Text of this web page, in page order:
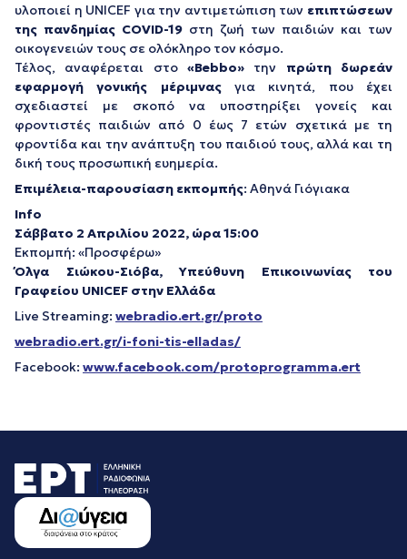
υλοποιεί η UNICEF για την αντιμετώπιση των επιπτώσεων
της πανδημίας COVID-19 στη ζωή των παιδιών και των
οικογενειών τους σε ολόκληρο τον κόσμο.
Τέλος, αναφέρεται στο«Bebbo» την πρώτη δωρεάν
εφαρμογή γονικής μέριμναςγια κινητά, που έχει
σχεδιαστεί με σκοπό να υποστηρίξει γονείς και
φροντιστές παιδιών από 0 έως 7 ετών σχετικά με τη
φροντίδα και την ανάπτυξη του παιδιού τους, αλλά και τη
δική τους προσωπική ευημερία.
Επιμέλεια-παρουσίαση εκπομπής: Αθηνά Γιόγιακα
Info
Σάββατο 2 Απριλίου 2022, ώρα 15:00
Εκπομπή: «Προσφέρω»
Όλγα Σιώκου-Σιόβα, Υπεύθυνη Επικοινωνίας του
Γραφείου UNICEF στην Ελλάδα
Live Streaming: webradio.ert.gr/proto
webradio.ert.gr/i-foni-tis-elladas/
Facebook: www.facebook.com/protoprogramma.ert